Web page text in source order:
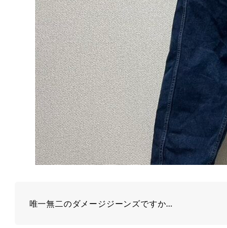
唯一無二のダメージジーンズですか…